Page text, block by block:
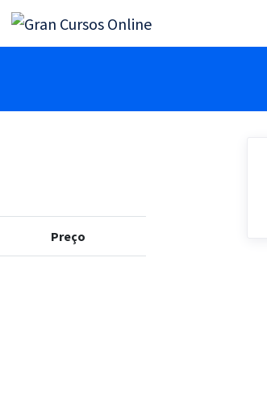
Preço